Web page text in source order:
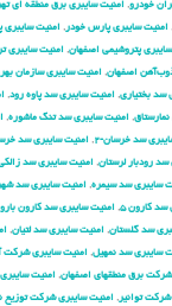
خودرو, امنیت سایبری برق منطقه ای
, امنیت سایبری پارس خودر , امنیت سایبری
پتروشیمی اصفهان, امنیت سایبری
اصفهان, امنیت سایبری سازمان
سد بختیاری, امنیت سایبری سد پاوه رود,
, امنیت سایبری سد تنگ ماشوره,
سد خرسان-۲ , امنیت سایبری سد
سد رودبار لرستان, امنیت سایبری سد
سایبری سد سیمره, امنیت سایبری سد
سد کارون ۵ , امنیت سایبری سد کارون
سد گلستان, امنیت سایبری سد لتیان,
سایبری سد نمهیل, امنیت سایبری شركت
شركت برق منطقهای اصفهان, امنیت
توانیر , امنیت سایبری شركت توزیع